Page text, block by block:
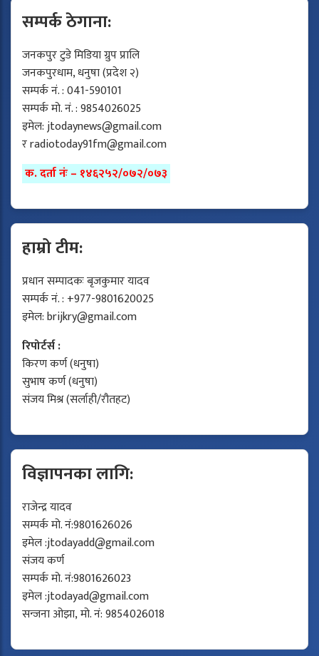
सम्पर्क ठेगाना:
जनकपुर टुडे मिडिया ग्रुप प्रालि
जनकपुरधाम, धनुषा (प्रदेश २)
सम्पर्क नं. : 041-590101
सम्पर्क मो. नं. : 9854026025
इमेल:jtodaynews@gmail.com
रradiotoday91fm@gmail.com
क. दर्ता नंः – १४६२५२/०७२/०७३
हाम्रो टीम:
प्रधान सम्पादकः बृजकुमार यादव
सम्पर्क नं. : +977-9801620025
इमेल:brijkry@gmail.com
रिपोर्टर्स :
किरण कर्ण (धनुषा)
सुभाष कर्ण (धनुषा)
संजय मिश्र (सर्लाही/रौतहट)
विज्ञापनका लागि:
राजेन्द्र यादव
सम्पर्क मो. नं:9801626026
इमेल :jtodayadd@gmail.com
संजय कर्ण
सम्पर्क मो. नं:9801626023
इमेल :jtodayad@gmail.com
सन्जना ओझा, मो. नं: 9854026018